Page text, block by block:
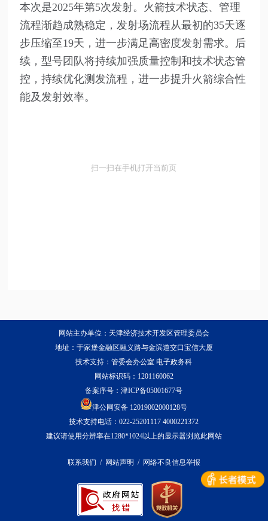
本次是2025年第5次发射。火箭技术状态、管理
流程渐趋成熟稳定，发射场流程从最初的35天逐
步压缩至19天，进一步满足高密度发射需求。后
续，型号团队将持续加强质量控制和技术状态管
控，持续优化测发流程，进一步提升火箭综合性
能及发射效率。
扫一扫在手机打开当前页
网站主办单位：天津经济技术开发区管理委员会
地址：于家堡金融区融义路与金滨道交口宝信大厦
技术支持：管委会办公室 电子政务科
网站标识码：1201160062
备案序号：津ICP备05001677号
津公网安备 12019002000128号
技术支持电话：022-25201117 4000221372
建议请使用分辨率在1280*1024以上的显示器浏览此网站
联系我们 / 网站声明 / 网络不良信息举报